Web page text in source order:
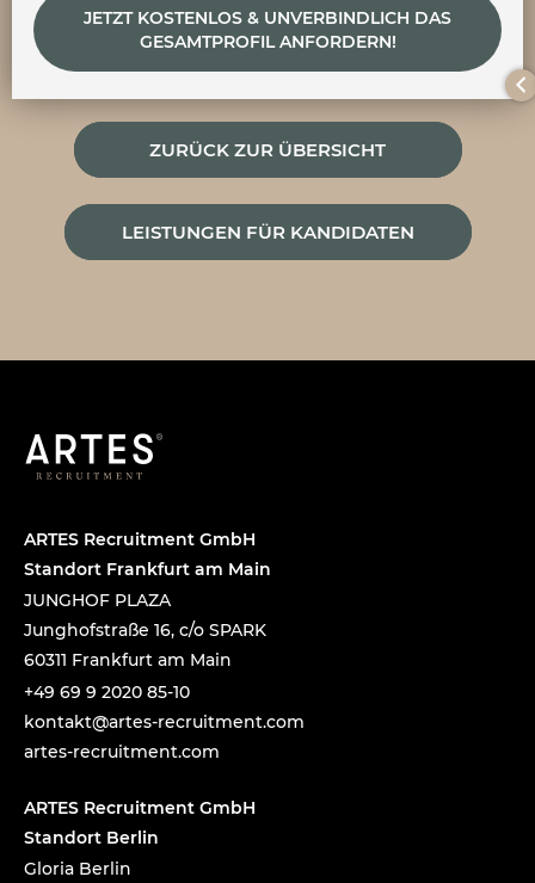
JETZT KOSTENLOS & UNVERBINDLICH DAS
GESAMTPROFIL ANFORDERN!
ZURÜCK ZUR ÜBERSICHT
LEISTUNGEN FÜR KANDIDATEN
ARTES Recruitment GmbH
Standort Frankfurt am Main
JUNGHOF PLAZA
Junghofstraße 16, c/o SPARK
60311 Frankfurt am Main
+49 69 9 2020 85-10
moc.t
nemti
urcer
-setr
a@tka
tnok
artes-recruitment.com
ARTES Recruitment GmbH
Standort Berlin
Gloria Berlin